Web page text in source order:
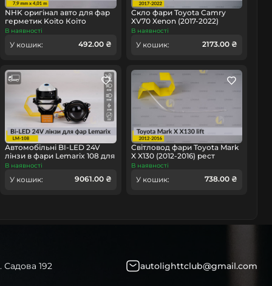
NHK оригінал авто для фар
герметик Koito Коіто
бутиловий шнур термо
В наявності
У кошик: 492.00 ₴
Скло фари Toyota Camry
XV70 Xenon (2017-2022)
праве
В наявності
У кошик: 2173.00 ₴
Автомобільні BI-LED 24V
лінзи в фари Lemarix 108 для
вантажних авто
В наявності
У кошик: 9061.00 ₴
Світловод фари Toyota Mark
X X130 (2012-2016) рест
довгий правий
В наявності
У кошик: 738.00 ₴
Садова 192 autolighttclub@gmail.com